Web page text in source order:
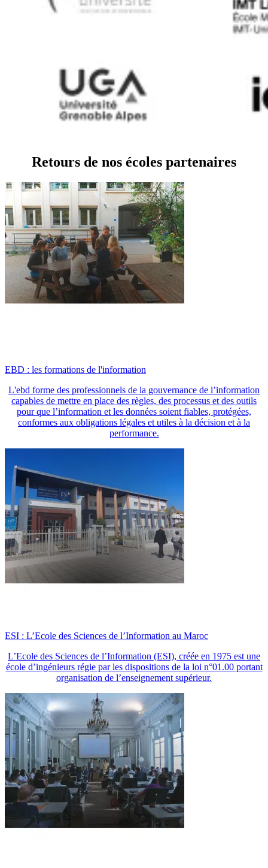
Retours de nos écoles partenaires
EBD : les formations de l'information
L'ebd forme des professionnels de la gouvernance de l’information
capables de mettre en place des règles, des processus et des outils
pour que l’information et les données soient fiables, protégées,
conformes aux obligations légales et utiles à la décision et à la
performance.
ESI : L’Ecole des Sciences de l’Information au Maroc
L’Ecole des Sciences de l’Information (ESI), créée en 1975 est une
école d’ingénieurs régie par les dispositions de la loi n°01.00 portant
organisation de l’enseignement supérieur.